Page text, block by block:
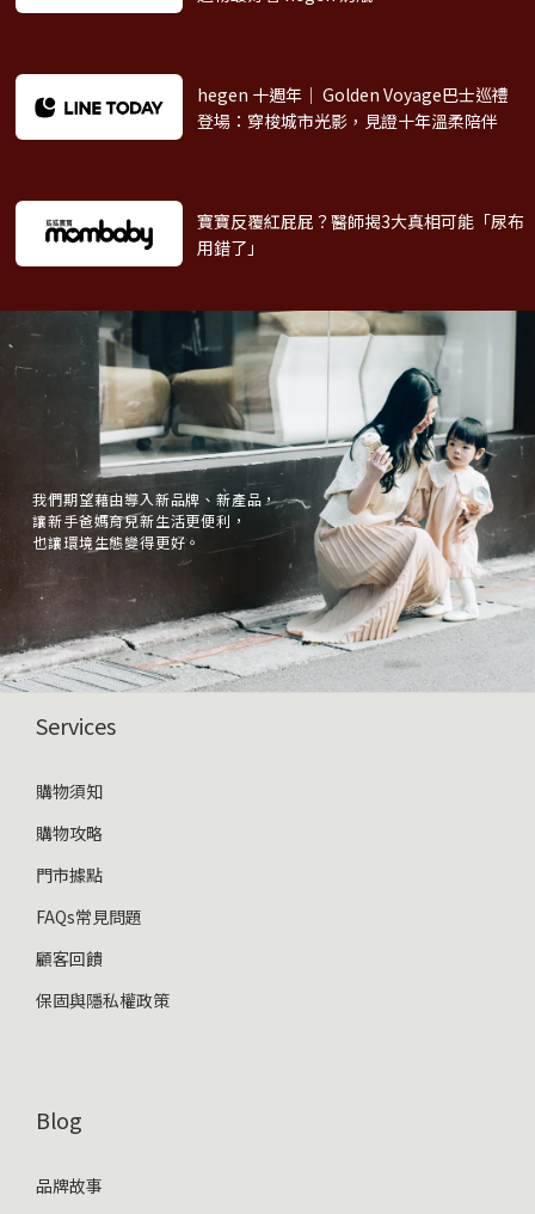
hegen 十週年｜ Golden Voyage巴士巡禮
登場：穿梭城市光影，見證十年溫柔陪伴
寶寶反覆紅屁屁？醫師揭3大真相可能「尿布
用錯了」
我們期望藉由導入新品牌、新產品，
讓新手爸媽育兒新生活更便利，
也讓環境生態變得更好。
Services
購物須知
購物攻略
門市據點
FAQs常見問題
顧客回饋
保固與隱私權政策
Blog
品牌故事